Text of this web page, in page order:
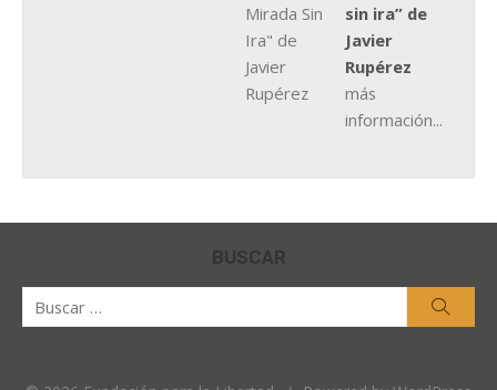
sin ira” de
Javier
Rupérez
más
información...
BUSCAR